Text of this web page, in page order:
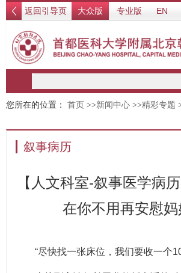
返回引导页 大众版 专业版 EN
您所在的位置： 首页 >>新闻中心 >>精彩专题
叙事病历
【人文科室-叙事医学病
在你不用再安慰妈
“尽快找一张床位，我们要收一个